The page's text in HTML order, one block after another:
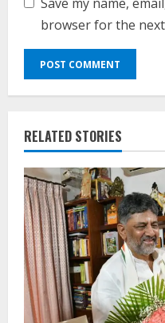
Save my name,
browser for the
RELATED STORIES